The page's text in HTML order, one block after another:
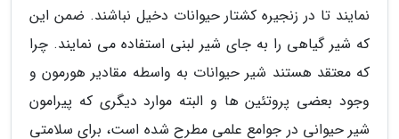
نمایند تا در زنجیره کشتار حیوانات دخیل نباشند. ضمن این
که شیر گیاهی را به جای شیر لبنی استفاده می نمایند. چرا
که معتقد هستند شیر حیوانات به واسطه مقادیر هورمون و
وجود بعضی پروتئین ها و البته موارد دیگری که پیرامون
شیر حیوانی در جوامع علمی مطرح شده است، برای سلامتی